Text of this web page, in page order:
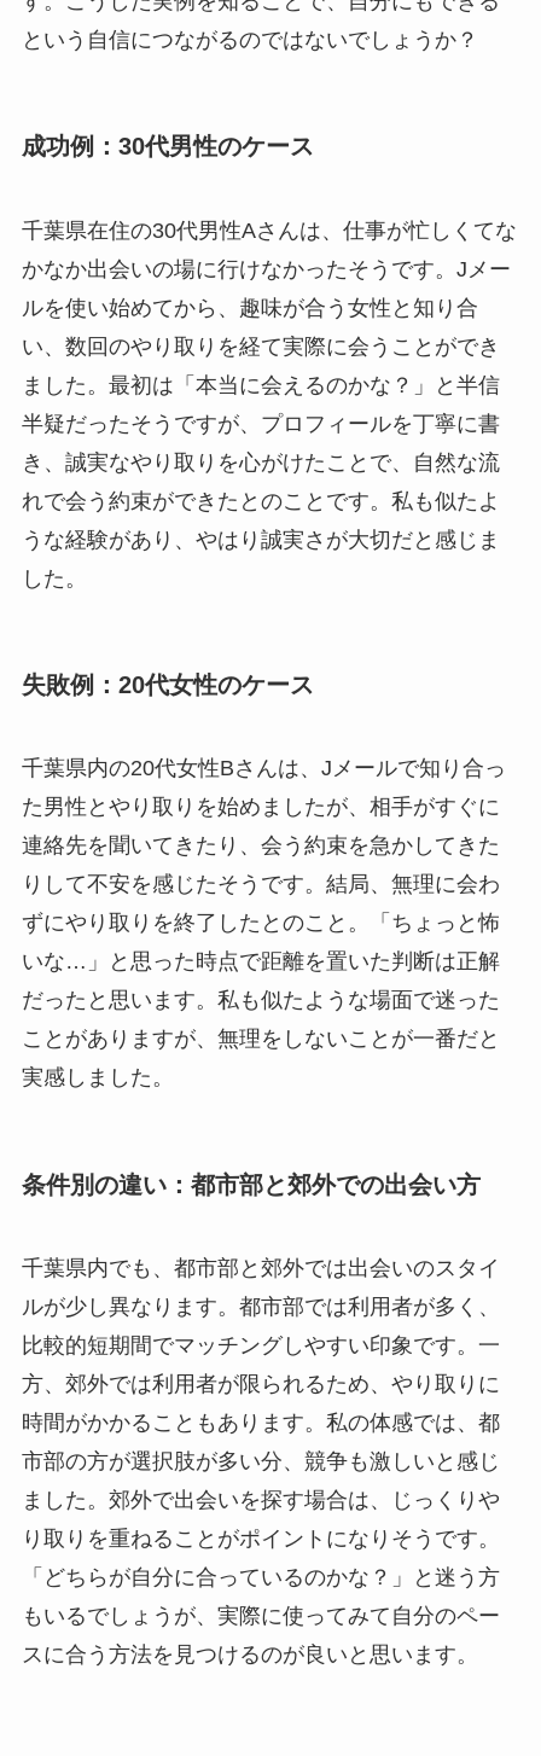
という自信につながるのではないでしょうか？
成功例：30代男性のケース
千葉県在住の30代男性Aさんは、仕事が忙しくてな
かなか出会いの場に行けなかったそうです。Jメー
ルを使い始めてから、趣味が合う女性と知り合
い、数回のやり取りを経て実際に会うことができ
ました。最初は「本当に会えるのかな？」と半信
半疑だったそうですが、プロフィールを丁寧に書
き、誠実なやり取りを心がけたことで、自然な流
れで会う約束ができたとのことです。私も似たよ
うな経験があり、やはり誠実さが大切だと感じま
した。
失敗例：20代女性のケース
千葉県内の20代女性Bさんは、Jメールで知り合っ
た男性とやり取りを始めましたが、相手がすぐに
連絡先を聞いてきたり、会う約束を急かしてきた
りして不安を感じたそうです。結局、無理に会わ
ずにやり取りを終了したとのこと。「ちょっと怖
いな…」と思った時点で距離を置いた判断は正解
だったと思います。私も似たような場面で迷った
ことがありますが、無理をしないことが一番だと
実感しました。
条件別の違い：都市部と郊外での出会い方
千葉県内でも、都市部と郊外では出会いのスタイ
ルが少し異なります。都市部では利用者が多く、
比較的短期間でマッチングしやすい印象です。一
方、郊外では利用者が限られるため、やり取りに
時間がかかることもあります。私の体感では、都
市部の方が選択肢が多い分、競争も激しいと感じ
ました。郊外で出会いを探す場合は、じっくりや
り取りを重ねることがポイントになりそうです。
「どちらが自分に合っているのかな？」と迷う方
もいるでしょうが、実際に使ってみて自分のペー
スに合う方法を見つけるのが良いと思います。